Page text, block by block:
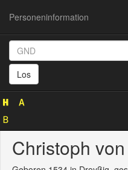
Personeninformation
Los
136170196)
Christoph